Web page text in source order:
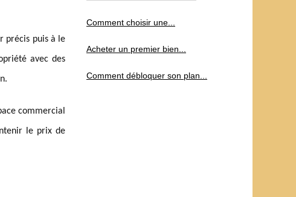
précis puis à le
avec des
commercial
le prix de
Comment choisir une...
Acheter un premier bien...
Comment débloquer son plan...